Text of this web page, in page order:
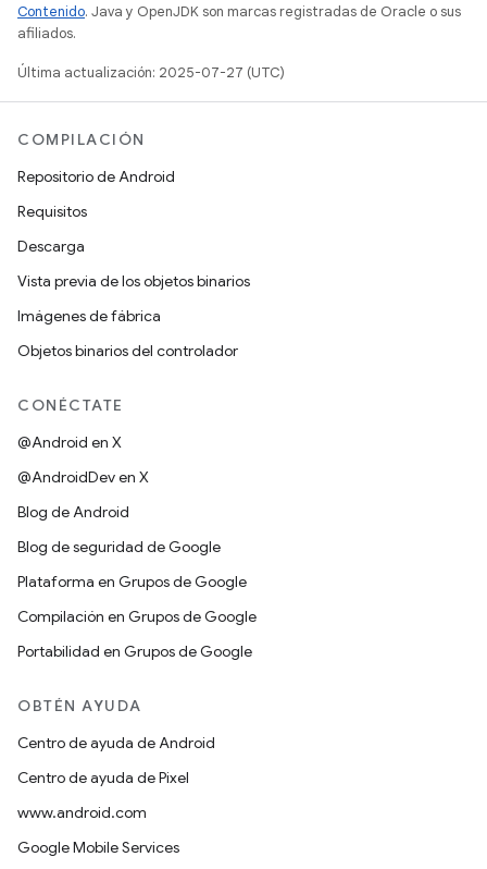
Contenido. Java y OpenJDK son marcas registradas de Oracle o sus
afiliados.
Última actualización: 2025-07-27 (UTC)
COMPILACIÓN
Repositorio de Android
Requisitos
Descarga
Vista previa de los objetos binarios
Imágenes de fábrica
Objetos binarios del controlador
CONÉCTATE
@Android en X
@AndroidDev en X
Blog de Android
Blog de seguridad de Google
Plataforma en Grupos de Google
Compilación en Grupos de Google
Portabilidad en Grupos de Google
OBTÉN AYUDA
Centro de ayuda de Android
Centro de ayuda de Pixel
www.android.com
Google Mobile Services